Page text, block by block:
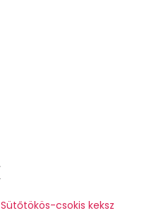
Sütőtökös-csokis keksz